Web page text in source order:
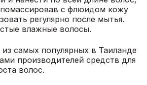
с флюидом кожу
регулярно после мытья.
влажные волосы.
из самых популярных в Таиланде
производителей средств для
волос.